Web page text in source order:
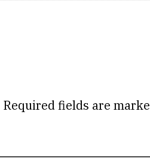
Required fields are